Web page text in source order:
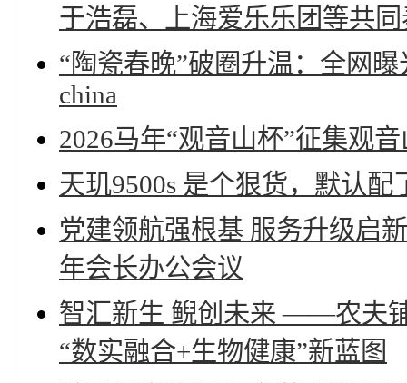
于浩磊、上海爱乐乐团等共
“陶瓷春晚”破圈升温：全网
china
2026马年“观音山杯”征集观
天玑9500s 是个狠货，默认配
党建领航强根基 服务升级启
年会长办公会议
智汇新生 鲵创未来 ——农夫
“数实融合+生物健康”新蓝图